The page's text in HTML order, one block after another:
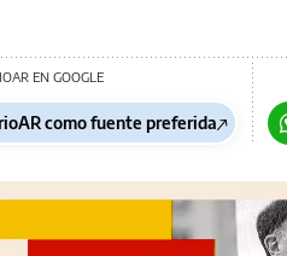
EN GOOGLE
como fuente preferida